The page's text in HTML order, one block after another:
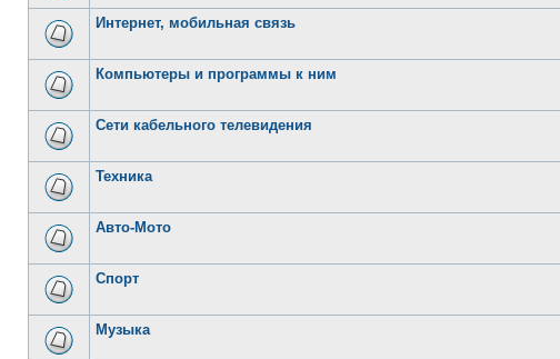
Интернет, мобильная связь
Компьютеры и программы к ним
Сети кабельного телевидения
Техника
Авто-Мото
Спорт
Музыка